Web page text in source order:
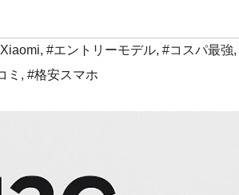
, #エントリーモデル, #コスパ最強,
ミ , #格安スマホ